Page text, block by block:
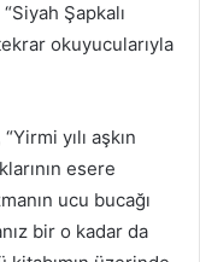
Şapkalı
okuyucularıyla
yılı aşkın
esere
ucu bucağı
bir o kadar da